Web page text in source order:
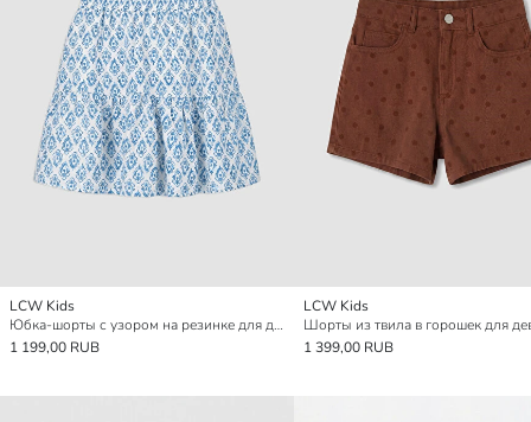
LCW Kids
Юбка-шорты с узором на резинке для девочек
1 199,00 RUB
LCW Kids
Шорты из твила в горошек для
1 399,00 RUB